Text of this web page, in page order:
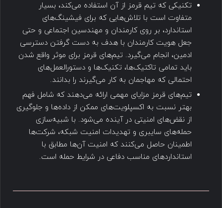
تکنیکی که تیم قرمز از آن استفاده می‌کند، بسیار
متفاوت است با تلاش‌هایی که برای فیشینگ‌های
استاندارد، بر روی کارمندان و مهندسین اجتماعی و حتی
جعل هویت کارمندان با هدف به دست گرفتن دسترسی
ادمین، انجام می‌گیرد. تیم‌های قرمز برای موثر واقع شدن
باید تمامی تاکتیک‌ها، تکنیک‌ها و دستورالعمل‌های
احتمالی که مهاجمان به کار می‌گیرند را بدانند.
تیم‌های قرمز مزایای مهمی ارائه می‌دهند که شامل فهم
بهتر نسبت به اکسپلویت‌های ممکن از داده‌ها و جلوگیری
از نقض‌های امنیتی در آینده می‌شود. با شبیه‌سازی
حمله‌های سایبری و تهدیدات امنیت شبکه، شرکت‌ها
اطمینان حاصل می‌کنند که امنیت آن‌ها مطابق با
استاندارد‌های مناسب دفاعی در شرایط حمله است.